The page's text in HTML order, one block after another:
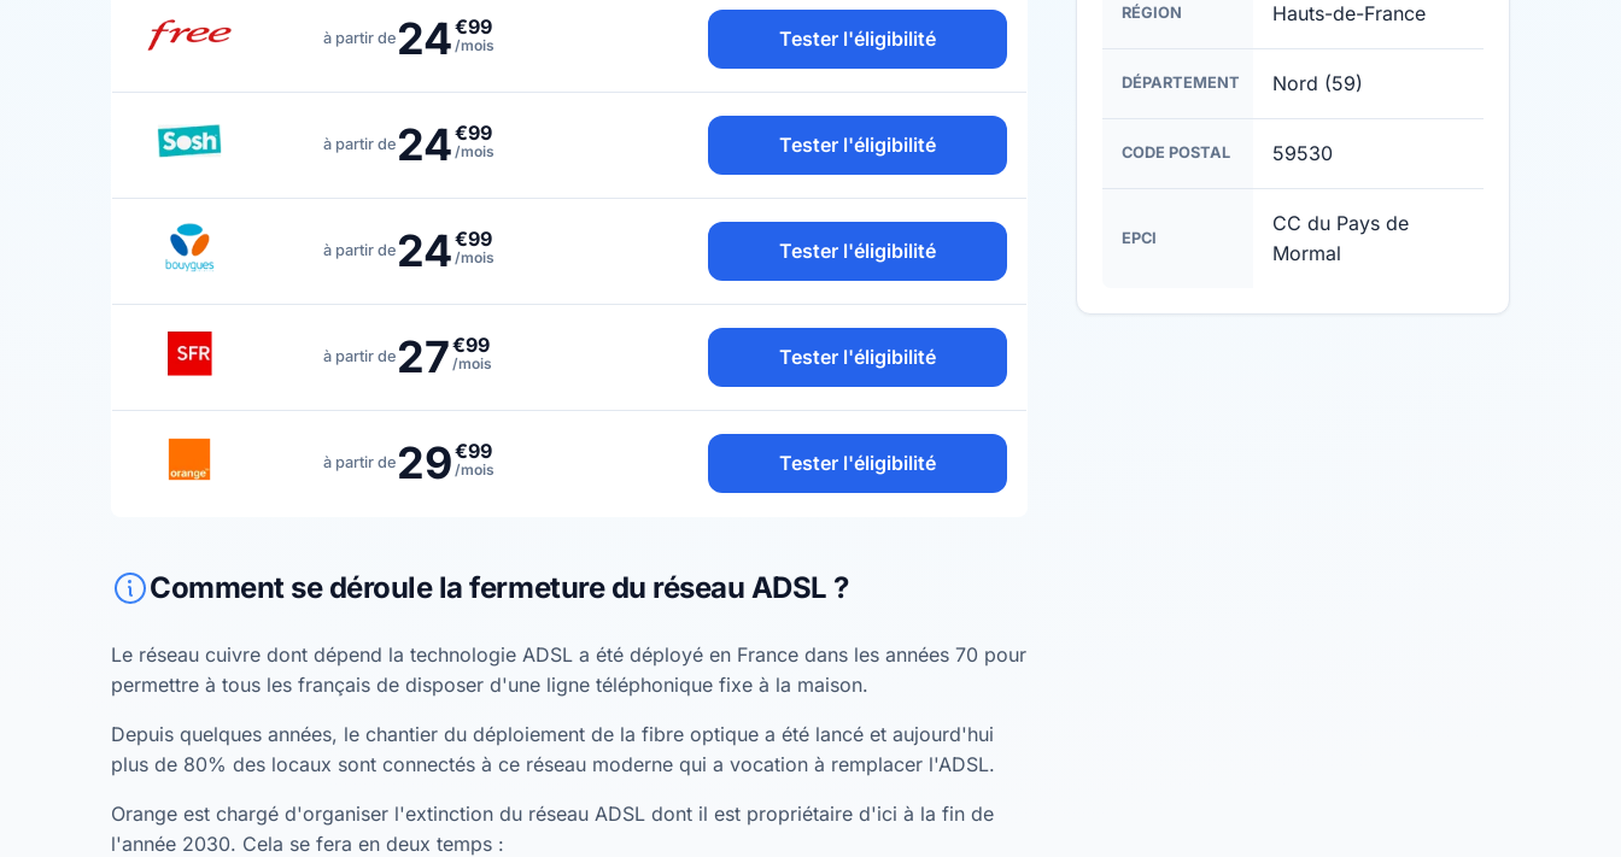
à partir de 24€99
/mois Tester l'éligibilité
à partir de 24€99
/mois Tester l'éligibilité
à partir de 24€99
/mois Tester l'éligibilité
à partir de 27€99
/mois Tester l'éligibilité
à partir de 29€99
/mois Tester l'éligibilité
Comment se déroule la fermeture du réseau ADSL ?
Le réseau cuivre dont dépend la technologie ADSL a été déployé en France dans les années 70 pour
permettre à tous les français de disposer d'une ligne téléphonique fixe à la maison.
Depuis quelques années, le chantier du déploiement de la fibre optique a été lancé et aujourd'hui
plus de 80% des locaux sont connectés à ce réseau moderne qui a vocation à remplacer l'ADSL.
Orange est chargé d'organiser l'extinction du réseau ADSL dont il est propriétaire d'ici à la fin de
l'année 2030. Cela se fera en deux temps :
RÉGION Hauts-de-France
DÉPARTEMENT Nord (59)
CODE POSTAL 59530
EPCI
CC du Pays de
Mormal